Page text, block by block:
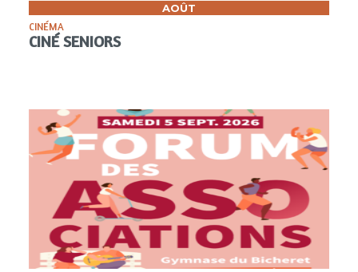
AOÛT
CINÉMA
CINÉ SENIORS